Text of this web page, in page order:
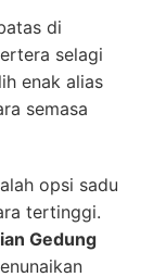
di
selagi
enak alias
semasa
opsi sadu
tertinggi.
Gedung